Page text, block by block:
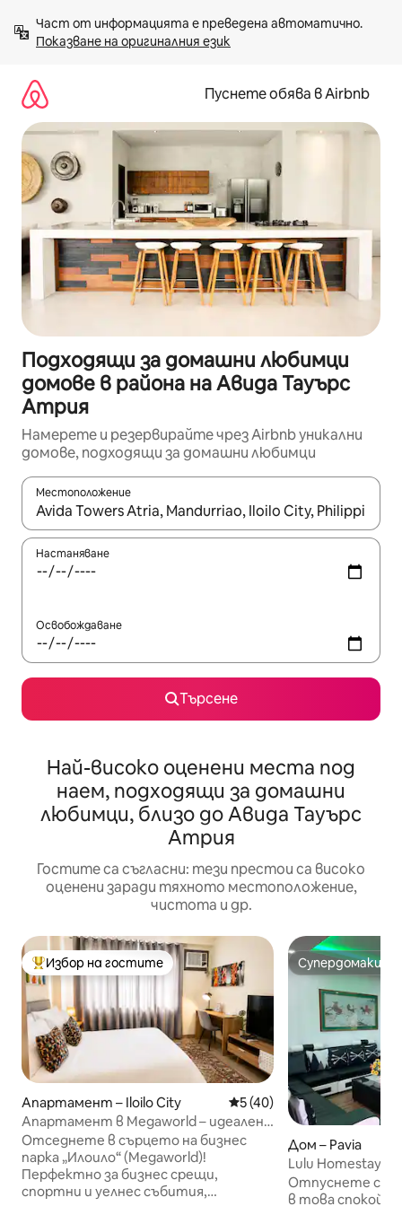
към
съдържанието
Показване на оригиналния език
Пуснете обява в Airbnb
Подходящи за домашни любимци
домове в района на Авида Тауърс
Атрия
Намерете и резервирайте чрез Airbnb уникални
домове, подходящи за домашни любимци
Местоположение
Когато резултатите се покажат, използвайте
Настаняване
Освобождаване
Търсене
Най-високо оценени места под
наем, подходящи за домашни
любимци, близо до Авида Тауърс
Атрия
Гостите са съгласни: тези престои са високо
оценени заради тяхното местоположение,
чистота и др.
Най-популярен избор на гостите
Избор на гостите
Апартамент – Iloilo City Средна оценка: 5 от 5,
5 (40)
Апартамент в Megaworld – идеален
за конгреси и градски събития
Отседнете в сърцето на бизнес
парка „Илоило“ (Megaworld)!
Перфектно за бизнес срещи,
спортни и уелнес събития,
Супердомакин
Супердомакин
Дом – Pavia
Lulu Homestay –
12 души, близо
Отпуснете се
в това